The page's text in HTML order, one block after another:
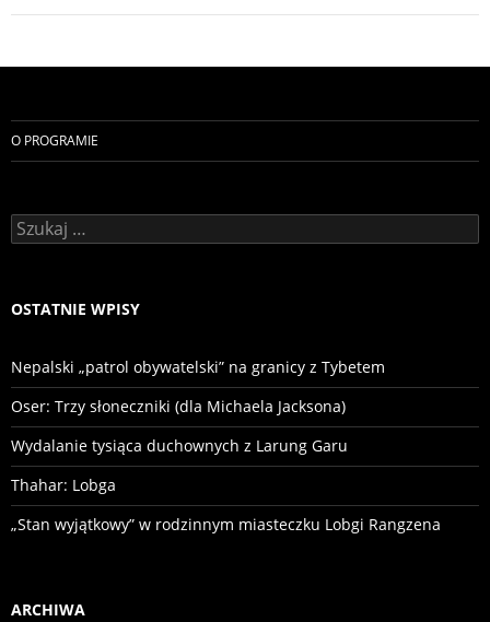
O PROGRAMIE
Szukaj:
OSTATNIE WPISY
Nepalski „patrol obywatelski” na granicy z Tybetem
Oser: Trzy słoneczniki (dla Michaela Jacksona)
Wydalanie tysiąca duchownych z Larung Garu
Thahar: Lobga
„Stan wyjątkowy” w rodzinnym miasteczku Lobgi Rangzena
ARCHIWA